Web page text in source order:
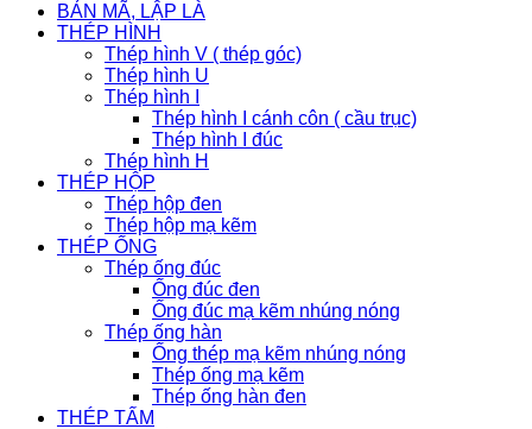
BẢN MÃ, LẬP LÀ
THÉP HÌNH
Thép hình V ( thép góc)
Thép hình U
Thép hình I
Thép hình I cánh côn ( cầu trục)
Thép hình I đúc
Thép hình H
THÉP HỘP
Thép hộp đen
Thép hộp mạ kẽm
THÉP ỐNG
Thép ống đúc
Ống đúc đen
Ống đúc mạ kẽm nhúng nóng
Thép ống hàn
Ống thép mạ kẽm nhúng nóng
Thép ống mạ kẽm
Thép ống hàn đen
THÉP TẤM